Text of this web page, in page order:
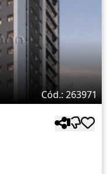
Cód.: 263971